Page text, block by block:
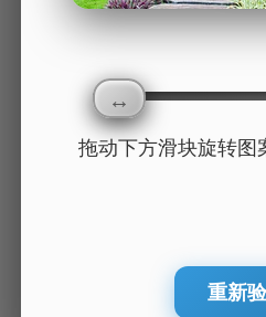
拖动下方滑块旋转图
重新